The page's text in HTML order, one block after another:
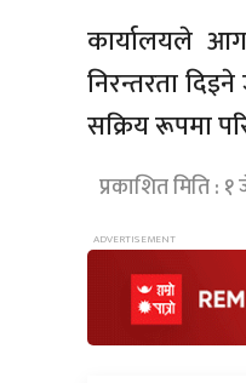
कार्यालयले
निरन्तरता
सक्रिय रूपमा
प्रकाशित मिति :